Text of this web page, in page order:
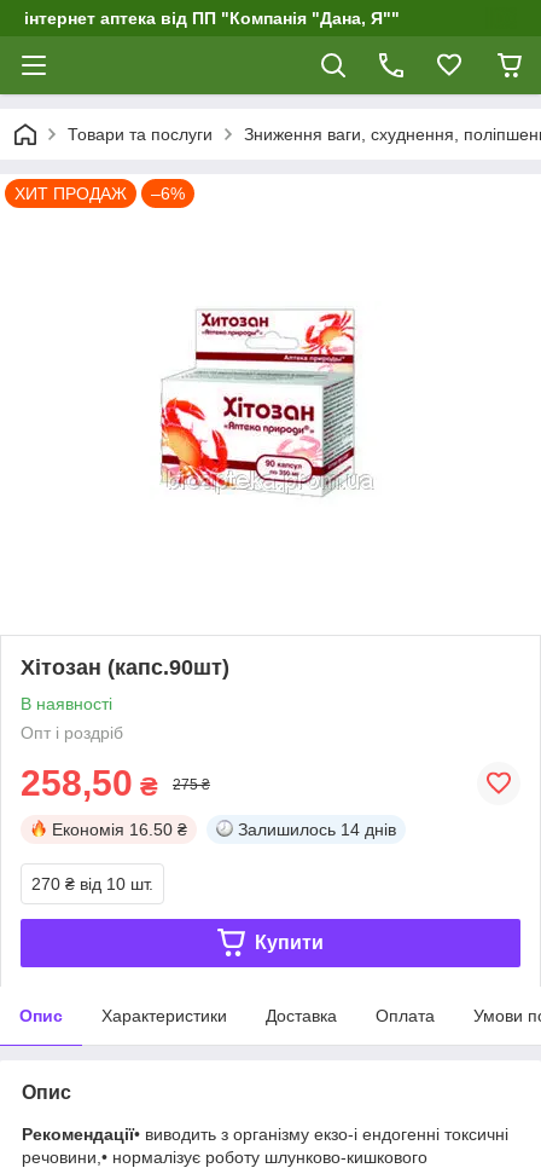
інтернет аптека від ПП "Компанія "Дана, Я""
Товари та послуги Зниження ваги, схуднення,
ХИТ ПРОДАЖ –6%
Хітозан (капс.90шт)
В наявності
Опт і роздріб
258,50 ₴ 275 ₴
Економія 16.50 ₴ Залишилось 14 днів
270 ₴ від 10 шт.
Купити
Опис Характеристики Доставка Оплата Умови
Опис
Рекомендації• виводить з організму екзо-і ендогенні токсичні
речовини,• нормалізує роботу шлунково-кишкового